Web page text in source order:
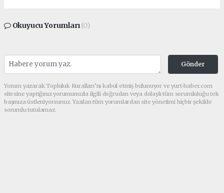
Okuyucu Yorumları(0)
Gönder
Yorum yazarak Topluluk Kuralları’nı kabul etmiş bulunuyor ve yurt-haber.com
sitesine yaptığınız yorumunuzla ilgili doğrudan veya dolaylı tüm sorumluluğu tek
başınıza üstleniyorsunuz. Yazılan tüm yorumlardan site yönetimi hiçbir şekilde
sorumlu tutulamaz.